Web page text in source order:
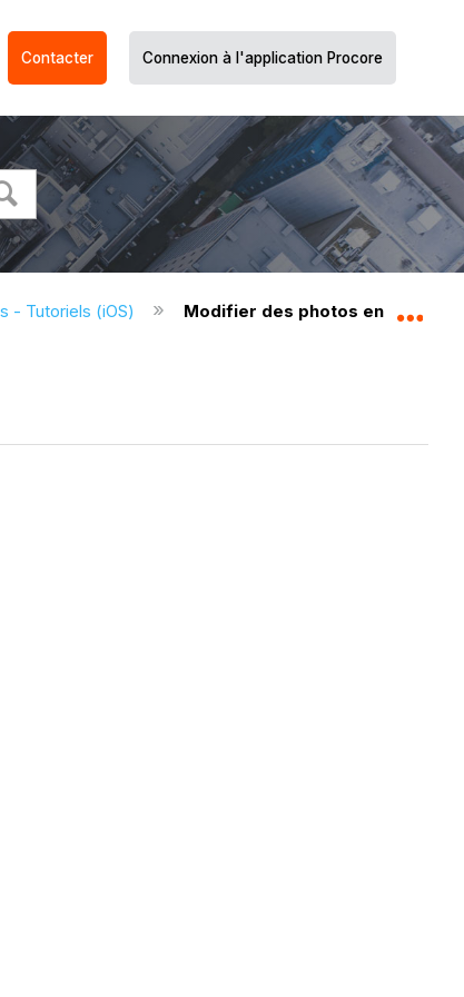
Contacter Connexion à l'application Procore
- Tutoriels (iOS) Modifier des photos en bloc